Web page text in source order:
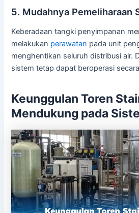
5. Mudahnya Pemeliharaan
Keberadaan tangki penyimpanan
melakukan perawatan pada unit
menghentikan seluruh distribusi air.
sistem tetap dapat beroperasi
Keunggulan Toren
Mendukung pada